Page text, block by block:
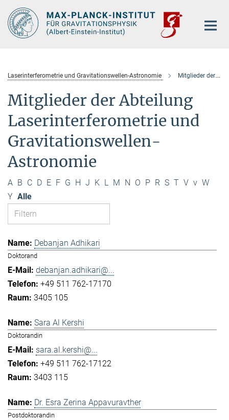
Hauptinhalt
Laserinterferometrie und Gravitationswellen-Astronomie Mitglieder der Abteilung
Mitglieder der Abteilung
Laserinterferometrie und
Gravitationswellen-
Astronomie
A B C D E F G H J K L M N O P R S T V v W
Y Alle
Debanjan Adhikari
Doktorand
debanjan.adhikari@...
+49 511 762-17170
3405 105
Sara Al Kershi
Doktorandin
sara.al.kershi@...
+49 511 762-17122
3403 115
Dr. Esra Zerina Appavuravther
Postdoktorandin